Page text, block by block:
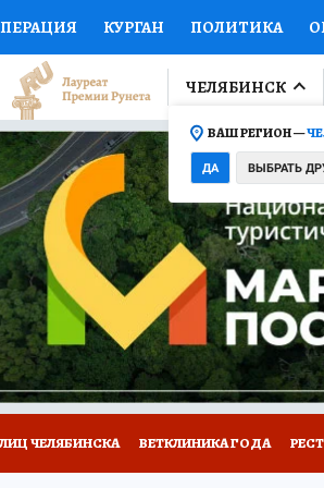
КУРГАН ПОЛИТИКА
СПОРТ КОЛУМНИСТЫ
ФИНАНСЫ ОТКРЫВАЕМ МИР
НА СПОРТ ПРОМОКОДЫ
ТЕЛЕВИЗОР КОЛЛЕКЦИИ
НА САЙТЕ
ЧЕЛЯБИНСК
ВАШ РЕГИОН —
ДА ВЫБРАТЬ
ЧЕЛЯБИНСКА ВЕТКЛИНИКА ГОДА